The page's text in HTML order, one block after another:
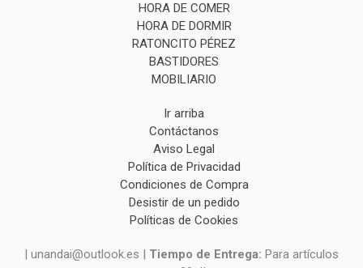
HORA DE COMER
HORA DE DORMIR
RATONCITO PÉREZ
BASTIDORES
MOBILIARIO
Ir arriba
Contáctanos
Aviso Legal
Política de Privacidad
Condiciones de Compra
Desistir de un pedido
Políticas de Cookies
| unandai@outlook.es | Tiempo de Entrega: Para artículos